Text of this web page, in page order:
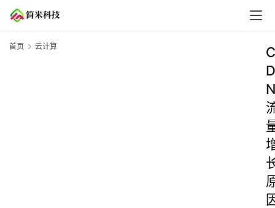
首页 云计算
C
D
N